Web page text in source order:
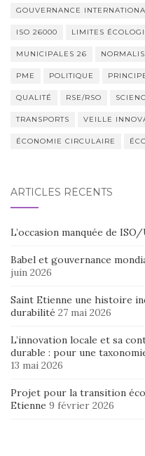
GOUVERNANCE
ISO 26000 LIMITES
MUNICIPALES 26
PME POLITIQUE
QUALITÉ RSE/RSO
TRANSPORTS VEILLE
ÉCONOMIE CIRCULAIRE
ARTICLES RÉCENTS
L’occasion manquée de
Babel et gouvernance
juin 2026
Saint Etienne une histoire
durabilité 27 mai 2026
L’innovation locale et sa
durable : pour une
13 mai 2026
Projet pour la transition
Etienne 9 février 2026